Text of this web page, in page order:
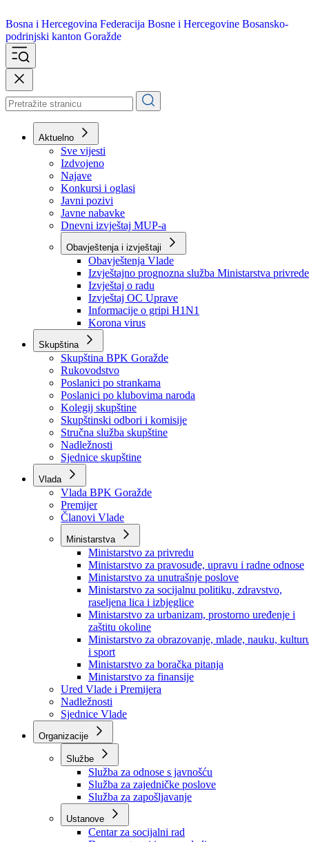
Bosna i Hercegovina
podrinjski kanton Goražde
Aktuelno
Sve vijesti
Izdvojeno
Najave
Konkursi i oglasi
Javni pozivi
Javne nabavke
Dnevni izvještaj MUP-a
Obavještenja i izvještaji
Obavještenja Vlade
Izvještajno prognozna služba Ministarstva privrede
Izvještaj o radu
Izvještaj OC Uprave
Informacije o gripi H1N1
Korona virus
Skupština
Skupština BPK Goražde
Rukovodstvo
Poslanici po strankama
Poslanici po klubovima naroda
Kolegij skupštine
Skupštinski odbori i komisije
Stručna služba skupštine
Nadležnosti
Sjednice skupštine
Vlada
Vlada BPK Goražde
Premijer
Članovi Vlade
Ministarstva
Ministarstvo za privredu
Ministarstvo za pravosuđe, upravu i radne odnose
Ministarstvo za unutrašnje poslove
Ministarstvo za socijalnu politiku, zdravstvo,
raseljena lica i izbjeglice
Ministarstvo za urbanizam, prostorno uređenje i
zaštitu okoline
Ministarstvo za obrazovanje, mlade, nauku,
i sport
Ministarstvo za boračka pitanja
Ministarstvo za finansije
Ured Vlade i Premijera
Nadležnosti
Sjednice Vlade
Organizacije
Službe
Služba za odnose s javnošću
Služba za zajedničke poslove
Služba za zapošljavanje